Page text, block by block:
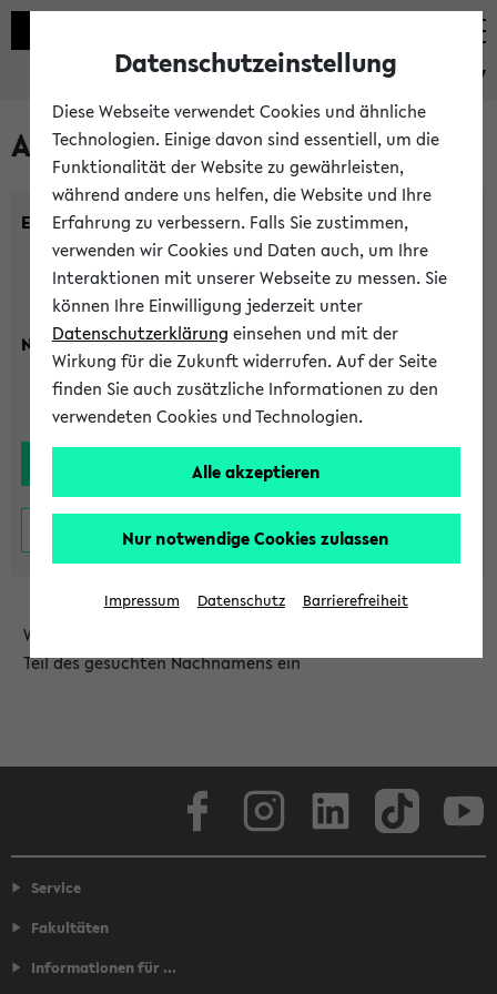
eKVV
Alle Lehrenden
Einrichtung:
Nachname:
Wählen Sie die Einrichtung aus und/oder geben Sie einen
Teil des gesuchten Nachnamens ein
Service
Fakultäten
Informationen für ...
Datenschutzeinstellung
Diese Webseite verwendet Cookies und ähnliche
Technologien. Einige davon sind essentiell, um die
Funktionalität der Website zu gewährleisten,
während andere uns helfen, die Website und Ihre
Erfahrung zu verbessern. Falls Sie zustimmen,
verwenden wir Cookies und Daten auch, um Ihre
Interaktionen mit unserer Webseite zu messen. Sie
können Ihre Einwilligung jederzeit unter
Datenschutzerklärung einsehen und mit der
Wirkung für die Zukunft widerrufen. Auf der Seite
finden Sie auch zusätzliche Informationen zu den
verwendeten Cookies und Technologien.
Alle akzeptieren
Nur notwendige Cookies zulassen
Impressum Datenschutz Barrierefreiheit